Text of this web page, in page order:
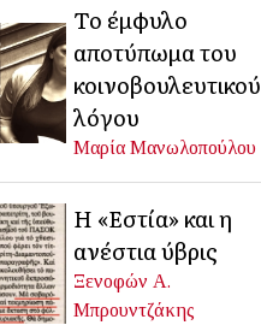
Το έμφυλο
αποτύπωμα του
κοινοβουλευτικού
λόγου
Μαρία Μανωλοπούλου
Η «Εστία» και η
ανέστια ύβρις
Ξενοφών Α.
Μπρουντζάκης